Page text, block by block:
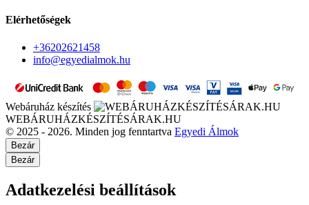
Elérhetőségek
+36202621458
info@egyedialmok.hu
Webáruház készítés
WEBÁRUHÁZKÉSZÍTÉSÁRAK.HU
© 2025 - 2026. Minden jog fenntartva Egyedi Álmok
Bezár
Bezár
Adatkezelési beállítások